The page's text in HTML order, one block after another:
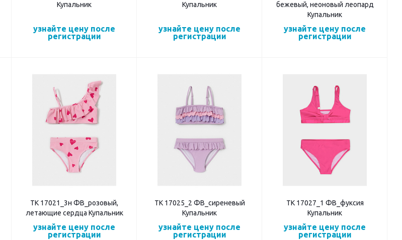
Купальник
узнайте цену после
регистрации
Купальник
узнайте цену после
регистрации
бежевый, неоновый леопард
Купальник
узнайте цену после
регистрации
ТК 17021_3н ФВ_розовый,
летающие сердца Купальник
узнайте цену после
регистрации
ТК 17025_2 ФВ_сиреневый
Купальник
узнайте цену после
регистрации
ТК 17027_1 ФВ_фуксия
Купальник
узнайте цену после
регистрации